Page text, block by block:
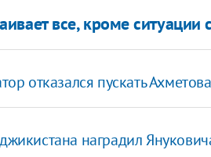
все, кроме
отказался пускать
наградил